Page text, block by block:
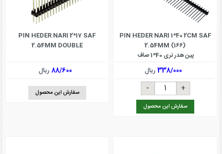
PIN HEDER NARI 1*40 2CM SAF
2.54MM (166)
پین هدر نری 40*1 صاف
338/000ریال
سفارش این محصول
PIN HEDER NARI 2*17 SAF
2.54MM DOUBLE
88/600 ریال
سفارش این محصول